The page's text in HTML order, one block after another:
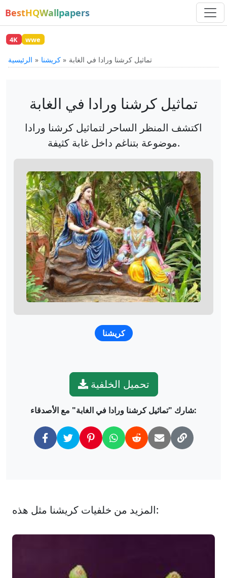
BestHQWallpapers
4K wwe
الرئيسية كريشنا تماثيل كرشنا ورادا في الغابة
تماثيل كرشنا ورادا في الغابة
اكتشف المنظر الساحر لتماثيل كرشنا ورادا
موضوعة بتناغم داخل غابة كثيفة.
كريشنا
تحميل الخلفية
شارك "تماثيل كرشنا ورادا في الغابة" مع الأصدقاء:
المزيد من خلفيات كريشنا مثل هذه: